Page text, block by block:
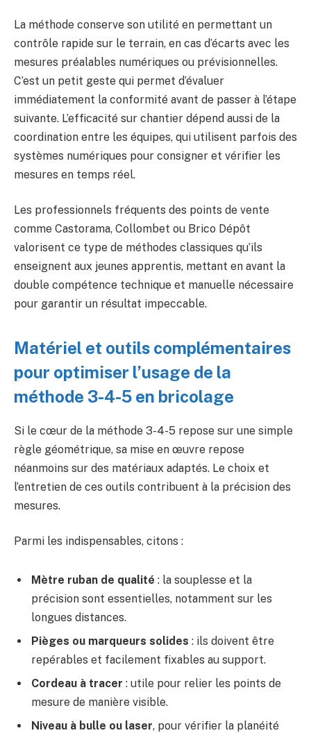
La méthode conserve son utilité en permettant un
contrôle rapide sur le terrain, en cas d’écarts avec les
mesures préalables numériques ou prévisionnelles.
C’est un petit geste qui permet d’évaluer
immédiatement la conformité avant de passer à l’étape
suivante. L’efficacité sur chantier dépend aussi de la
coordination entre les équipes, qui utilisent parfois des
systèmes numériques pour consigner et vérifier les
mesures en temps réel.
Les professionnels fréquents des points de vente
comme Castorama, Collombet ou Brico Dépôt
valorisent ce type de méthodes classiques qu’ils
enseignent aux jeunes apprentis, mettant en avant la
double compétence technique et manuelle nécessaire
pour garantir un résultat impeccable.
Matériel et outils complémentaires
pour optimiser l’usage de la
méthode 3-4-5 en bricolage
Si le cœur de la méthode 3-4-5 repose sur une simple
règle géométrique, sa mise en œuvre repose
néanmoins sur des matériaux adaptés. Le choix et
l’entretien de ces outils contribuent à la précision des
mesures.
Parmi les indispensables, citons :
Mètre ruban de qualité : la souplesse et la
précision sont essentielles, notamment sur les
longues distances.
Pièges ou marqueurs solides : ils doivent être
repérables et facilement fixables au support.
Cordeau à tracer : utile pour relier les points de
mesure de manière visible.
Niveau à bulle ou laser, pour vérifier la planéité